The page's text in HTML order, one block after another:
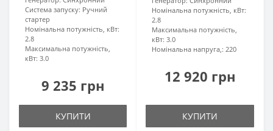
Система запуску: Ручний
стартер
Номінальна потужність, кВт:
2.8
Максимальна потужність,
кВт: 3.0
9 235 грн
КУПИТИ
Номінальна потужність, кВт:
2.8
Максимальна потужність,
кВт: 3.0
Номінальна напруга,: 220
12 920 грн
КУПИТИ